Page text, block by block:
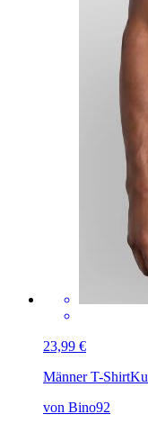
23,99 €
Männer T-Shirt
von Bino92